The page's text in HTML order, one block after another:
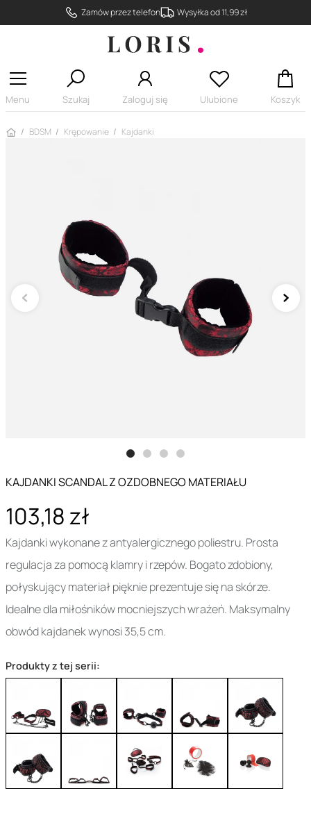
Zamów przez telefon Wysyłka od 11,99 zł
Menu Szukaj Zaloguj się Ulubione Koszyk
Strona główna
BDSM Krępowanie Kajdanki
KAJDANKI SCANDAL Z OZDOBNEGO MATERIAŁU
103,18 zł
Kajdanki wykonane z antyalergicznego poliestru. Prosta
regulacja za pomocą klamry i rzepów. Bogato zdobiony,
połyskujący materiał pięknie prezentuje się na skórze.
Idealne dla miłośników mocniejszych wrażeń. Maksymalny
obwód kajdanek wynosi 35,5 cm.
Produkty z tej serii: